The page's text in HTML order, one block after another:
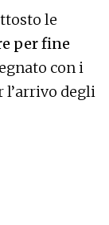
le
per fine
con i
l’arrivo degli